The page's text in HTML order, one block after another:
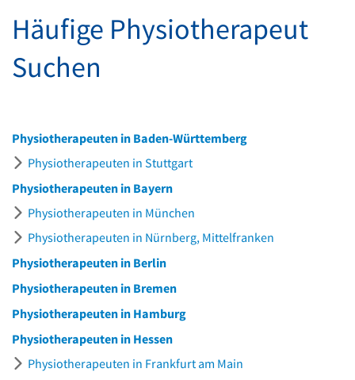
Häufige Physiotherapeut
Suchen
Physiotherapeuten in Baden-Württemberg
Physiotherapeuten in Stuttgart
Physiotherapeuten in Bayern
Physiotherapeuten in München
Physiotherapeuten in Nürnberg, Mittelfranken
Physiotherapeuten in Berlin
Physiotherapeuten in Bremen
Physiotherapeuten in Hamburg
Physiotherapeuten in Hessen
Physiotherapeuten in Frankfurt am Main